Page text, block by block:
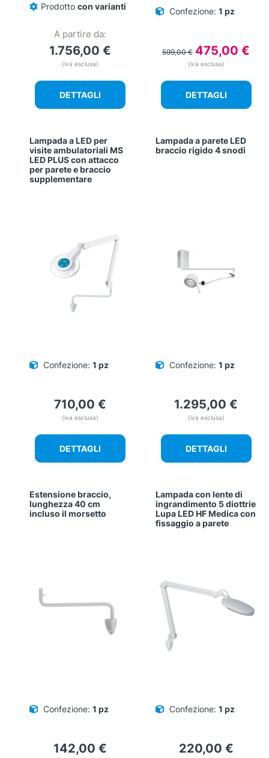
Prodotto con varianti
A partire da:
1.756,00 €
(iva esclusa)
DETTAGLI
Confezione: 1 pz
599,00€ Il
prezzo
599,00 €.
475,00 €
è:
(iva esclusa)
DETTAGLI
Lampada a LED per
visite ambulatoriali MS
LED PLUS con attacco
per parete e braccio
supplementare
Confezione: 1 pz
710,00 €
(iva esclusa)
DETTAGLI
Lampada a parete LED
braccio rigido 4 snodi
Confezione: 1 pz
1.295,00 €
(iva esclusa)
DETTAGLI
Estensione braccio,
lunghezza 40 cm
incluso il morsetto
Confezione: 1 pz
142,00 €
Lampada con lente di
ingrandimento 5 diottrie
Lupa LED HF Medica con
fissaggio a parete
Confezione: 1 pz
220,00 €